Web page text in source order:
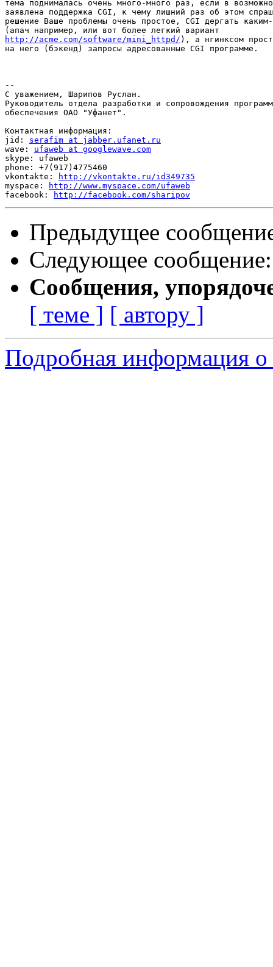
тема поднималась очень много-много раз, если в
заявлена поддержка CGI, к чему лишний раз об этом
решение Ваше проблемы очень простое, CGI дергать
http://acme.com/software/mini_httpd/ ), а нгинксом
на него (бэкенд) запросы адресованные CGI программе.
--
С уважением, Шарипов Руслан.
Руководитель отдела разработки и сопровождения
обеспечения ОАО "Уфанет".
Контактная информация:
jid: serafim at jabber.ufanet.ru
wave: ufaweb at googlewave.com
skype: ufaweb
phone: +7(917)4775460
vkontakte:
http://vkontakte.ru/id349735
myspace:
http://www.myspace.com/ufaweb
facebook:
http://facebook.com/sharipov
Предыдущее
Следующее
Сообщения,
[ теме ] [ автору ]
Подробная информация